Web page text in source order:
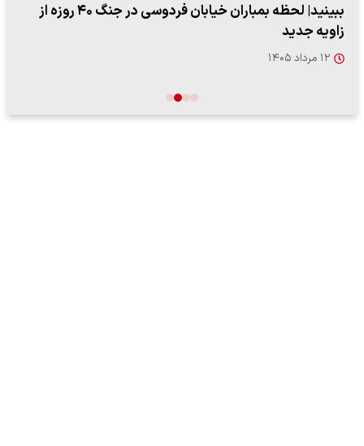
ببینید| لحظه بمباران خیابان فردوسی در جنگ ۴۰ روزه از
زاویه جدید
۱۲ مرداد ۱۴۰۵